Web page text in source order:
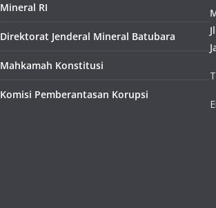
Mineral RI
Direktorat Jenderal Mineral Batubara
Mahkamah Konstitusi
Komisi Pemberantasan Korupsi